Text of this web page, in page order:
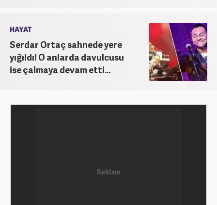
HAYAT
Serdar Ortaç sahnede yere
yığıldı! O anlarda davulcusu
ise çalmaya devam etti...